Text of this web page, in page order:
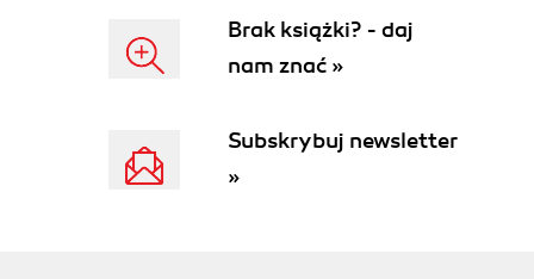
Brak książki? - daj
nam znać »
Subskrybuj newsletter
»